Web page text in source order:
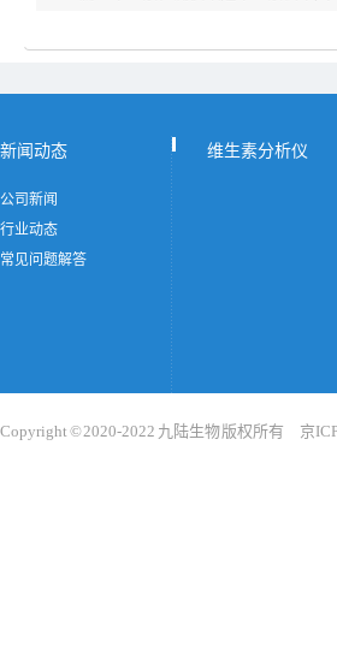
新闻动态
公司新闻
行业动态
常见问题解答
维生素分析仪
Copyright © 2020-2022 九陆生物 版权所有 京